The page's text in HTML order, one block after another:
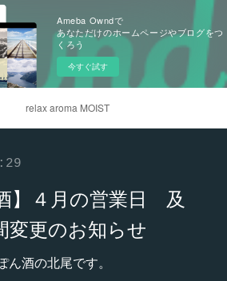
Ameba Owndで
あなただけのホームページやブログをつ
くろう
今すぐ試す
relax aroma MOIST
】４月の営業日 及
更のお知らせ
酒の北尾です。